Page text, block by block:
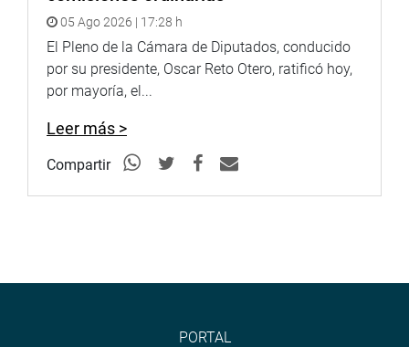
05 Ago 2026 | 17:28 h
El Pleno de la Cámara de Diputados, conducido
por su presidente, Oscar Reto Otero, ratificó hoy,
por mayoría, el...
Leer más >
Compartir
PORTAL